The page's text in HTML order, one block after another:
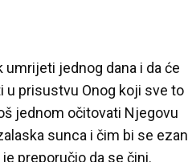
jednog dana i da će
u prisustvu Onog koji sve to
jednom očitovati Njegovu
sunca i čim bi se ezan
preporučio da se čini.